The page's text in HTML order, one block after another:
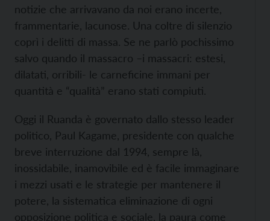
notizie che arrivavano da noi erano incerte,
frammentarie, lacunose. Una coltre di silenzio
coprì i delitti di massa. Se ne parlò pochissimo
salvo quando il massacro –i massacri: estesi,
dilatati, orribili- le carneficine immani per
quantità e “qualità” erano stati compiuti.
Oggi il Ruanda è governato dallo stesso leader
politico, Paul Kagame, presidente con qualche
breve interruzione dal 1994, sempre là,
inossidabile, inamovibile ed è facile immaginare
i mezzi usati e le strategie per mantenere il
potere, la sistematica eliminazione di ogni
opposizione politica e sociale, la paura come